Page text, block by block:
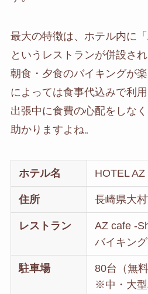
最大の特徴は、ホテル内に
というレストランが併設され
朝食・夕食のバイキングが
によっては食事代込みで利用
出張中に食費の心配をしな
助かりますよね。
ホテル名 HOTEL
住所 長崎県大
レストラン
AZ cafe -
バイキング
駐車場
80台（無料
※中・大型